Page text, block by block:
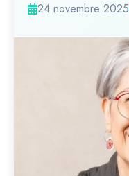
24 novembre 2025